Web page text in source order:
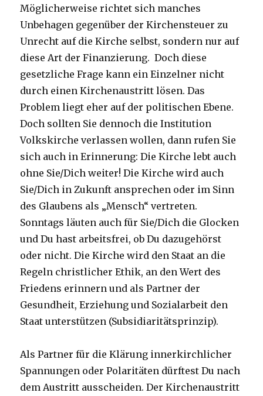
Möglicherweise richtet sich manches
Unbehagen gegenüber der Kirchensteuer zu
Unrecht auf die Kirche selbst, sondern nur auf
diese Art der Finanzierung. Doch diese
gesetzliche Frage kann ein Einzelner nicht
durch einen Kirchenaustritt lösen. Das
Problem liegt eher auf der politischen Ebene.
Doch sollten Sie dennoch die Institution
Volkskirche verlassen wollen, dann rufen Sie
sich auch in Erinnerung: Die Kirche lebt auch
ohne Sie/Dich weiter! Die Kirche wird auch
Sie/Dich in Zukunft ansprechen oder im Sinn
des Glaubens als „Mensch“ vertreten.
Sonntags läuten auch für Sie/Dich die Glocken
und Du hast arbeitsfrei, ob Du dazugehörst
oder nicht. Die Kirche wird den Staat an die
Regeln christlicher Ethik, an den Wert des
Friedens erinnern und als Partner der
Gesundheit, Erziehung und Sozialarbeit den
Staat unterstützen (Subsidiaritätsprinzip).
Als Partner für die Klärung innerkirchlicher
Spannungen oder Polaritäten dürftest Du nach
dem Austritt ausscheiden. Der Kirchenaustritt